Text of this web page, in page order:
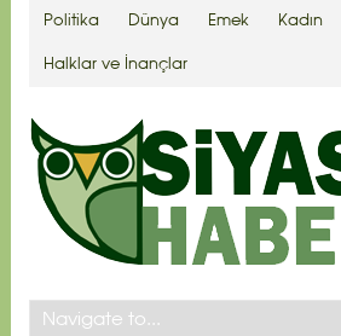
Politika Dünya Emek Kadın
Halklar ve İnançlar